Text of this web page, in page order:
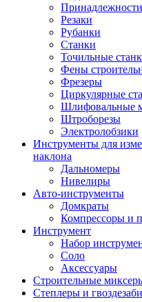
Принадлежности
Резаки
Рубанки
Станки
Точильные
Фены
Фрезеры
Циркулярные
Шлифовальные
Штроборезы
Электролобзики
Инструменты для
наклона
Дальномеры
Нивелиры
Авто-инструменты
Домкраты
Компрессоры и
Инструмент
Набор
Соло
Аксессуары
Строительные
Степлеры и